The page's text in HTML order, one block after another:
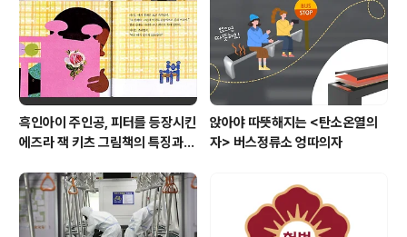
도에 살았다. ​ '독도의 수호신'이라고 불렸다. 하지만 안타
깝게도 현재는 한 마리도 찾아볼 수 없게 되었다. 1994년
국제자연보존연맹에..
흑인아이 주인공, 피터를 등장시킨
에즈라 잭 키츠 그림책의 특징과
앉아야 따뜻해지는 <탄소온열의
자> 버스정류소 엉따의자